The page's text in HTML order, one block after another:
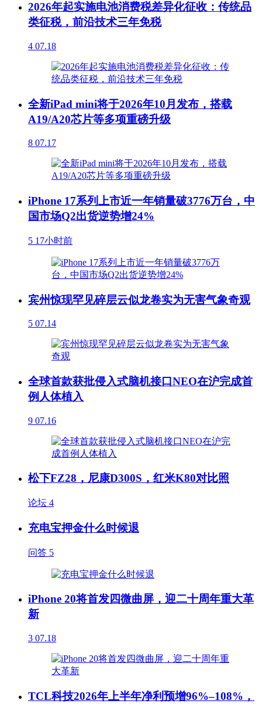
2026年起实施电池消费税差异化征收：传统品
类征税，前沿技术三年免税
4 07.18
全新iPad mini将于2026年10月发布，搭载
A19/A20芯片等多项重磅升级
8 07.17
iPhone 17系列上市近一年销量破3776万台，中
国市场Q2出货逆势增24%
5 17小时前
宾州惊现罕见碎层云似龙卷实为无害气象奇观
5 07.14
全球首款获批侵入式脑机接口NEO在沪完成首
例人体植入
9 07.16
松下FZ28，尼康D300S，红米K80对比照
论坛 4
充电宝押金什么时候退
问答 5
iPhone 20将首发四微曲屏，迎二十周年重大革
新
3 07.18
TCL科技2026年上半年净利预增96%–108%，